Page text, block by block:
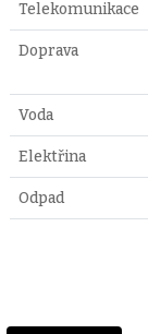
Telekomunikace
Doprava
Voda
Elektřina
Odpad